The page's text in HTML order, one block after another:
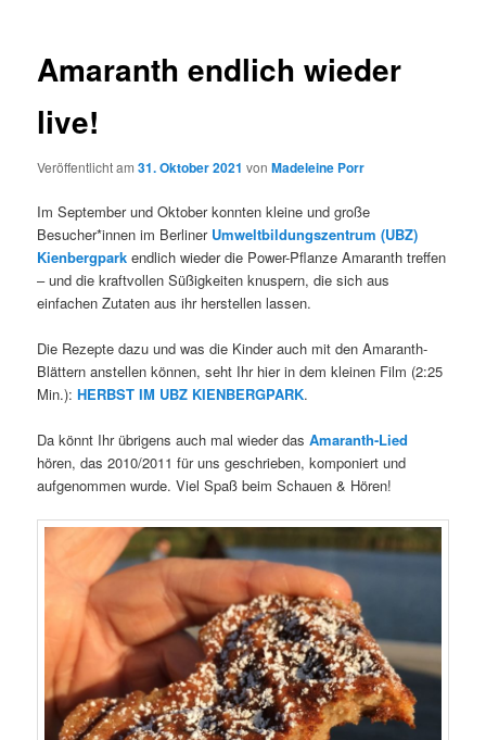
Amaranth endlich wieder
live!
Veröffentlicht am31. Oktober 2021 vonMadeleine Porr
Im September und Oktober konnten kleine und große
Besucher*innen im Berliner Umweltbildungszentrum (UBZ)
Kienbergpark endlich wieder die Power-Pflanze Amaranth treffen
– und die kraftvollen Süßigkeiten knuspern, die sich aus
einfachen Zutaten aus ihr herstellen lassen.
Die Rezepte dazu und was die Kinder auch mit den Amaranth-
Blättern anstellen können, seht Ihr hier in dem kleinen Film (2:25
Min.):HERBST IM UBZ KIENBERGPARK.
Da könnt Ihr übrigens auch mal wieder dasAmaranth-Lied
hören, das 2010/2011 für uns geschrieben, komponiert und
aufgenommen wurde. Viel Spaß beim Schauen & Hören!